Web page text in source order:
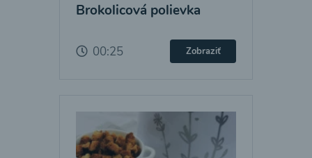
Brokolicová polievka
00:25 Zobraziť